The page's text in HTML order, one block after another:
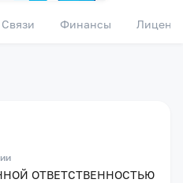
Связи Финансы
ОТВЕТСТВЕННОСТЬЮ